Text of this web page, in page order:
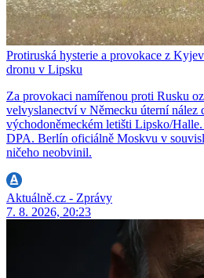
Protiruská hysterie a provokace z
dronu v Lipsku
Za provokaci namířenou proti Rusku
velvyslanectví v Německu úterní nález
východoněmeckém letišti Lipsko/
DPA. Berlín oficiálně Moskvu v
ničeho neobvinil.
Aktuálně.cz - Zprávy
7. 8. 2026, 20:23